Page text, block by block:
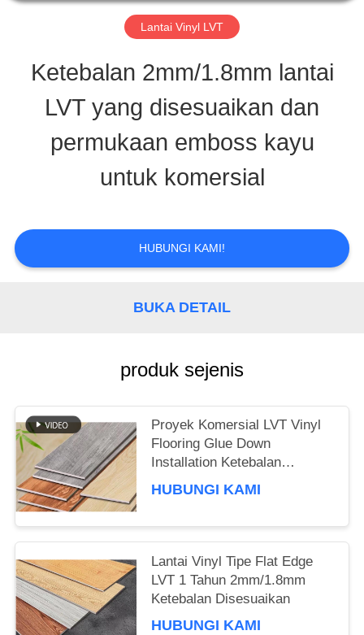
KUALITAS
HUBUNGI
PENAWARAN
Lantai Vinyl LVT
Ketebalan 2mm/1.8mm lantai
LVT yang disesuaikan dan
permukaan emboss kayu
untuk komersial
HUBUNGI KAMI!
BUKA DETAIL
produk sejenis
Proyek Komersial LVT Vinyl
Flooring Glue Down
Installation Ketebalan
Disesuaikan
HUBUNGI KAMI
Lantai Vinyl Tipe Flat Edge
LVT 1 Tahun 2mm/1.8mm
Ketebalan Disesuaikan
HUBUNGI KAMI